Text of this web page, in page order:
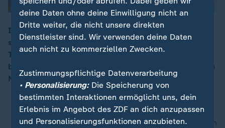
00:06
In Kalifornien sind mindestens zehn Menschen bei
schweren Waldbränden ums Leben gekommen.
Tausende Menschen mussten sich in Sicherheit
bringen. Der Gouverneur des US-Bundesstaats rief den
Notstand aus.
nach oben
deine Daten ohne deine Einwilligung nicht an
Dritte weiter, die nicht unsere direkten
Dienstleister sind. Wir verwenden deine Daten
auch nicht zu kommerziellen Zwecken.
Zustimmungspflichtige Datenverarbeitung
• Personalisierung:Die Speicherung von
bestimmten Interaktionen ermöglicht uns, dein
Erlebnis im Angebot des ZDF an dich anzupassen
und Personalisierungsfunktionen anzubieten.